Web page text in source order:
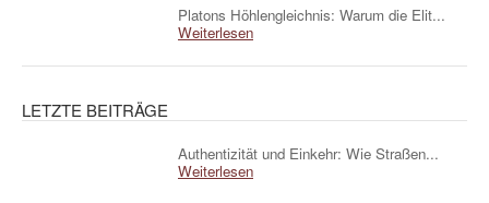
Platons Höhlengleichnis: Warum die Elit...
Weiterlesen
LETZTE BEITRÄGE
Authentizität und Einkehr: Wie Straßen...
Weiterlesen